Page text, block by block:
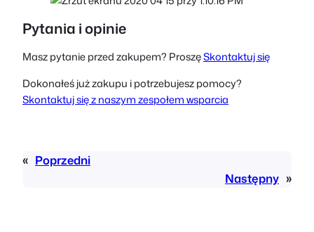
Pytania i opinie
Masz pytanie przed zakupem? ProszęSkontaktuj się
Dokonałeś już zakupu i potrzebujesz pomocy?
Skontaktuj się z naszym zespołem wsparcia
« Poprzedni
Następny »